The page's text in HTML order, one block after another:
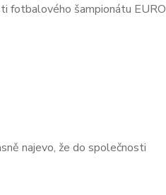
fotbalového šampionátu EURO
najevo, že do společnosti